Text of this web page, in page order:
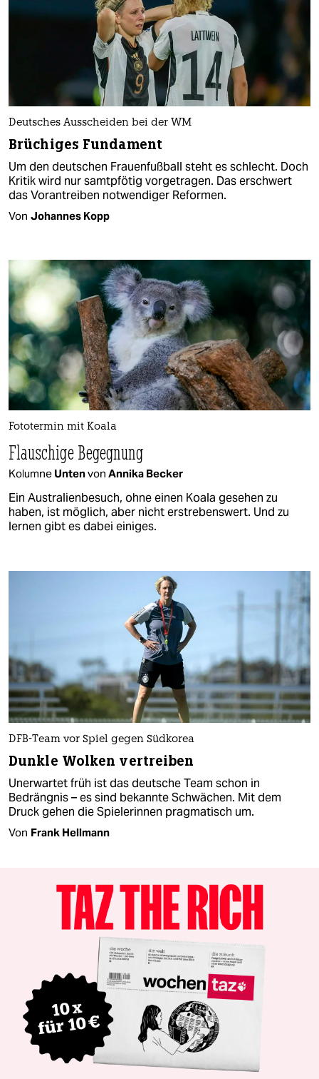
Deutsches Ausscheiden bei der WM
Brüchiges Fundament
Um den deutschen Frauenfußball steht es schlecht. Doch
Kritik wird nur samtpfötig vorgetragen. Das erschwert
das Vorantreiben notwendiger Reformen.
Von Johannes Kopp
Fototermin mit Koala
Flauschige Begegnung
Kolumne Untenvon Annika Becker
Ein Australienbesuch, ohne einen Koala gesehen zu
haben, ist möglich, aber nicht erstrebenswert. Und zu
lernen gibt es dabei einiges.
DFB-Team vor Spiel gegen Südkorea
Dunkle Wolken vertreiben
Unerwartet früh ist das deutsche Team schon in
Bedrängnis – es sind bekannte Schwächen. Mit dem
Druck gehen die Spielerinnen pragmatisch um.
Von Frank Hellmann